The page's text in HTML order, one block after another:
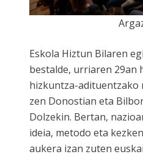
Eskola Hiztun Bilaren
bestalde, urriaren 29an
hizkuntza-
zen Donostian eta
Dolzekin. Bertan,
ideia, metodo eta
aukera izan zuten